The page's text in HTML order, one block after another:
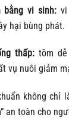
bằng vi sinh:
hại bùng phát.
thấp:tôm dễ
vụ nuôi giảm
không chỉ
an toàn cho